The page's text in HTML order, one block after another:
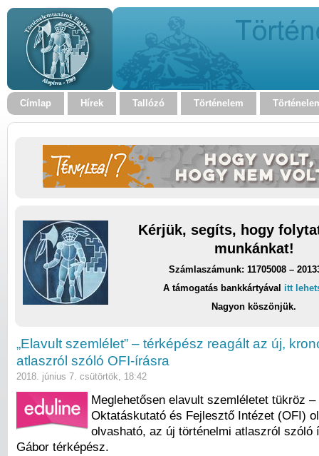
Címlap Hírek Tallózó Történelem
Kérjük, segíts, hogy
munkánkat!
Számlaszámunk: 11705008 –
A támogatás bankkártyával itt
Nagyon köszönjük.
„Elavult szemlélet” – térképész reagált az új,
atlaszról szóló OFI-írásra
2018. június 7. csütörtök, 18:42
Meglehetősen elavult szemléletet tükröz
Oktatáskutató és Fejlesztő Intézet (OFI)
olvasható, az új történelmi atlaszról szóló
Gábor térképész.